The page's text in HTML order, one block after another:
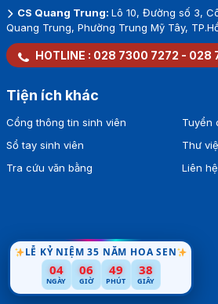
LỄ KỶ NIỆM 35 NĂM HOA SEN
04
NGÀY
06
GIỜ
49
PHÚT
37
GIÂY
CS Quang Trung: Lô 10, Đường số 3,
Quang Trung, Phường Trung Mỹ Tây,
HOTLINE : 028 7300 7272 - 028
Tiện ích khác
Cổng thông tin sinh viên
Sổ tay sinh viên
Tra cứu văn bằng
Tuyển
Thư
Liên hệ